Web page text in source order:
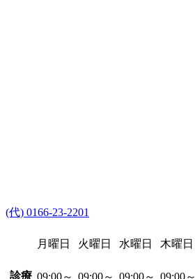
(代) 0166-23-2201
月曜日 火曜日 水曜日 木曜日
診療